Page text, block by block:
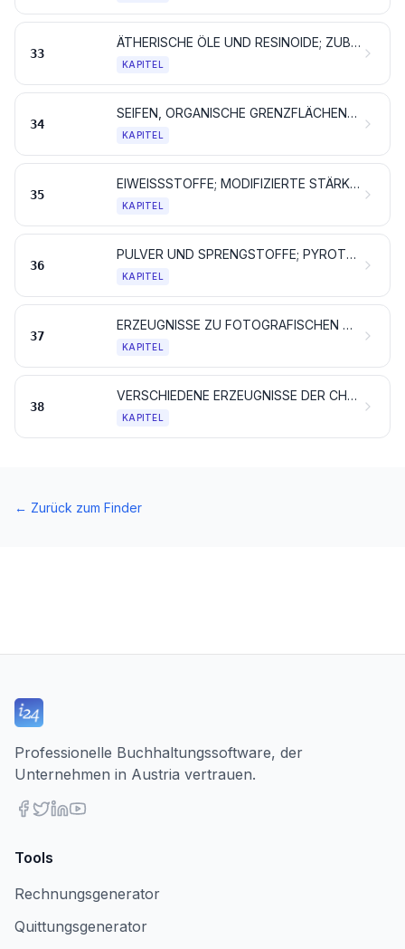
33
ÄTHERISCHE ÖLE UND RESINOIDE; ZUBEREITETE RIECH-, KÖRPERPFLEGE- ODER SCHÖNHEITSMITTEL
KAPITEL
34
SEIFEN, ORGANISCHE GRENZFLÄCHENAKTIVE STOFFE, ZUBEREITETE WASCHMITTEL, ZUBEREITETE SCHMIERMITTEL, KÜNSTLICHE WACHSE, ZUBEREITETE WACHSE, SCHUHCREME, SCHEUERPULVER UND DERGLEICHEN, KERZEN UND ÄHNLICHE ERZEUGNISSE, MODELLIERMASSEN, „DENTALWACHS“ UND ZUBEREITUNGEN FÜR ZAHNÄRZTLICHE ZWECKE AUF DER GRUNDLAGE VON GIPS
KAPITEL
35
EIWEISSSTOFFE; MODIFIZIERTE STÄRKE; KLEBSTOFFE; ENZYME
KAPITEL
36
PULVER UND SPRENGSTOFFE; PYROTECHNISCHE ARTIKEL; ZÜNDHÖLZER; ZÜNDMETALL-LEGIERUNGEN; LEICHT ENTZÜNDLICHE STOFFE
KAPITEL
37
ERZEUGNISSE ZU FOTOGRAFISCHEN ODER KINEMATOGRAFISCHEN ZWECKEN
KAPITEL
38
VERSCHIEDENE ERZEUGNISSE DER CHEMISCHEN INDUSTRIE
KAPITEL
← Zurück zum Finder
Professionelle Buchhaltungssoftware, der
Unternehmen in Austria vertrauen.
Tools
Rechnungsgenerator
Quittungsgenerator